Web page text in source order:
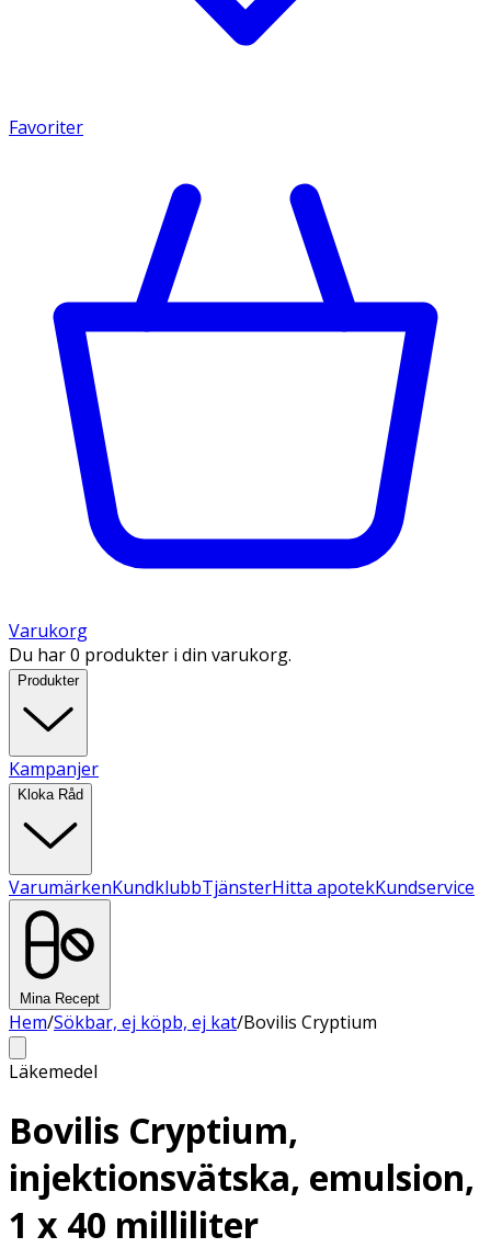
Favoriter
Varukorg
Du har 0 produkter i din varukorg.
Produkter
Kampanjer
Kloka Råd
VarumärkenKundklubbTjänsterHitta apotekKundservice
Mina Recept
Hem/Sökbar, ej köpb, ej kat/Bovilis Cryptium
Läkemedel
Bovilis Cryptium,
injektionsvätska, emulsion,
1 x 40 milliliter